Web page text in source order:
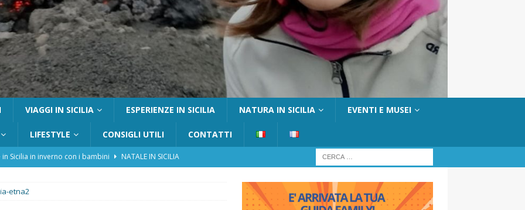
VIAGGI IN SICILIA ESPERIENZE IN SICILIA NATURA IN SICILIA EVENTI E MUSEI
LIFESTYLE CONSIGLI UTILI CONTATTI
in Sicilia in inverno con i bambini
NATALE IN SICILIA
con bambini: guida completa su come arrivare,
etna2